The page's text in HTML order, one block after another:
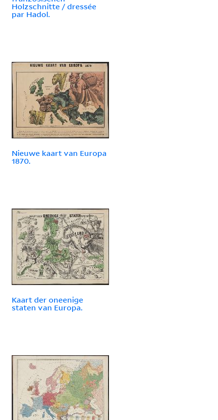
Holzschnitte / dressée
par Hadol.
Nieuwe kaart van Europa
1870.
Kaart der oneenige
staten van Europa.